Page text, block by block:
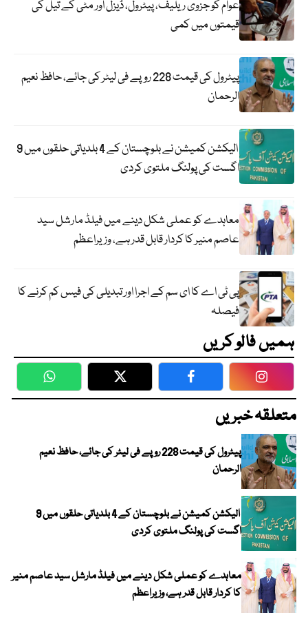
عوام کو جزوی ریلیف، پیٹرول، ڈیزل اور مٹی کے تیل کی
قیمتوں میں کمی
پیٹرول کی قیمت 228 روپے فی لیٹر کی جائے، حافظ نعیم
الرحمان
الیکشن کمیشن نے بلوچستان کے 4 بلدیاتی حلقوں میں 9
اگست کی پولنگ ملتوی کردی
معاہدے کو عملی شکل دینے میں فیلڈ مارشل سید
عاصم منیر کا کردار قابل قدر ہے، وزیراعظم
پی ٹی اے کا ای سم کے اجرا اور تبدیلی کی فیس کم کرنے کا
فیصلہ
ہمیں فالو کریں
WhatsApp Twitter Facebook
متعلقہ خبریں
پیٹرول کی قیمت 228 روپے فی لیٹر کی جائے، حافظ نعیم
الرحمان
الیکشن کمیشن نے بلوچستان کے 4 بلدیاتی حلقوں میں 9
اگست کی پولنگ ملتوی کردی
معاہدے کو عملی شکل دینے میں فیلڈ مارشل سید عاصم منیر
کا کردار قابل قدر ہے، وزیراعظم